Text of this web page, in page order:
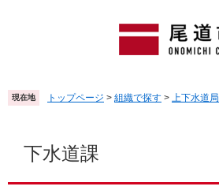
頭
で
飛
ば
現在地 トップページ > 組織で探す > 上下水道局
下水道課